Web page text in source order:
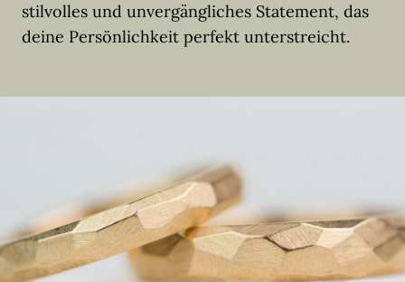
stilvolles und unvergängliches Statement, das
deine Persönlichkeit perfekt unterstreicht.